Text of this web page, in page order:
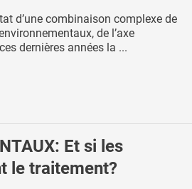
d’une combinaison complexe de
de l’axe
dernières années la ...
Et si les
le traitement?